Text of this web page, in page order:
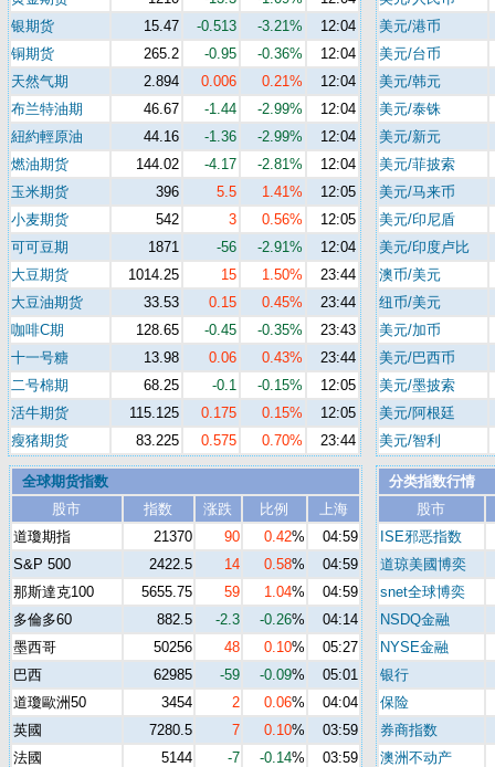
银期货
15.47 -0.513 -3.21%
12:04
铜期货
265.2 -0.95 -0.36%
12:04
天然气期
2.894 0.006 0.21%
12:04
布兰特油期
46.67 -1.44 -2.99%
12:04
紐約輕原油
44.16 -1.36 -2.99%
12:04
燃油期货
144.02 -4.17 -2.81%
12:04
玉米期货
396 5.5 1.41%
12:05
小麦期货
542 3 0.56%
12:05
可可豆期
1871 -56 -2.91%
12:04
大豆期货
1014.25 15 1.50%
23:44
大豆油期货
33.53 0.15 0.45%
23:44
咖啡C期
128.65 -0.45 -0.35%
23:43
十一号糖
13.98 0.06 0.43%
23:44
二号棉期
68.25 -0.1 -0.15%
12:05
活牛期货
115.125 0.175 0.15%
12:05
瘦猪期货
83.225 0.575 0.70% 23:44
美元/港币
美元/台币
美元/韩元
美元/泰铢
美元/新元
美元/菲披索
美元/马来币
美元/印尼盾
美元/印度卢比
澳币/美元
纽币/美元
美元/加币
美元/巴西币
美元/墨披索
美元/阿根廷
美元/智利
全球期货指数
股市
指数 涨跌 比例
上海
道瓊期指
21370 90 0.42%
04:59
S&P 500
2422.5 14 0.58%
04:59
那斯達克100
5655.75 59 1.04%
04:59
多倫多60
882.5 -2.3 -0.26%
04:14
墨西哥
50256 48 0.10%
05:27
巴西
62985 -59 -0.09%
05:01
道瓊歐洲50
3454 2 0.06%
04:04
英國
7280.5 7 0.10%
03:59
法國
5144 -7 -0.14%
03:59
分类指数行情
股市
ISE邪恶指数
道琼美國博奕
snet全球博奕
NSDQ金融
NYSE金融
银行
保险
券商指数
澳洲不动产